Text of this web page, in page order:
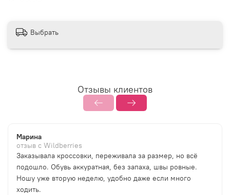
Выбрать
Отзывы клиентов
Марина
отзыв с Wildberries
Заказывала кроссовки, переживала за размер, но всё
подошло. Обувь аккуратная, без запаха, швы ровные.
Ношу уже вторую неделю, удобно даже если много
ходить.